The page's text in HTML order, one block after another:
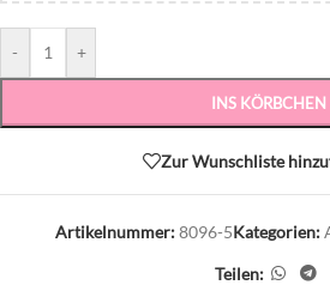
- +
INS KÖRBCHEN
Zur Wunschliste
Artikelnummer:8096-5Kategorien:
Teilen: